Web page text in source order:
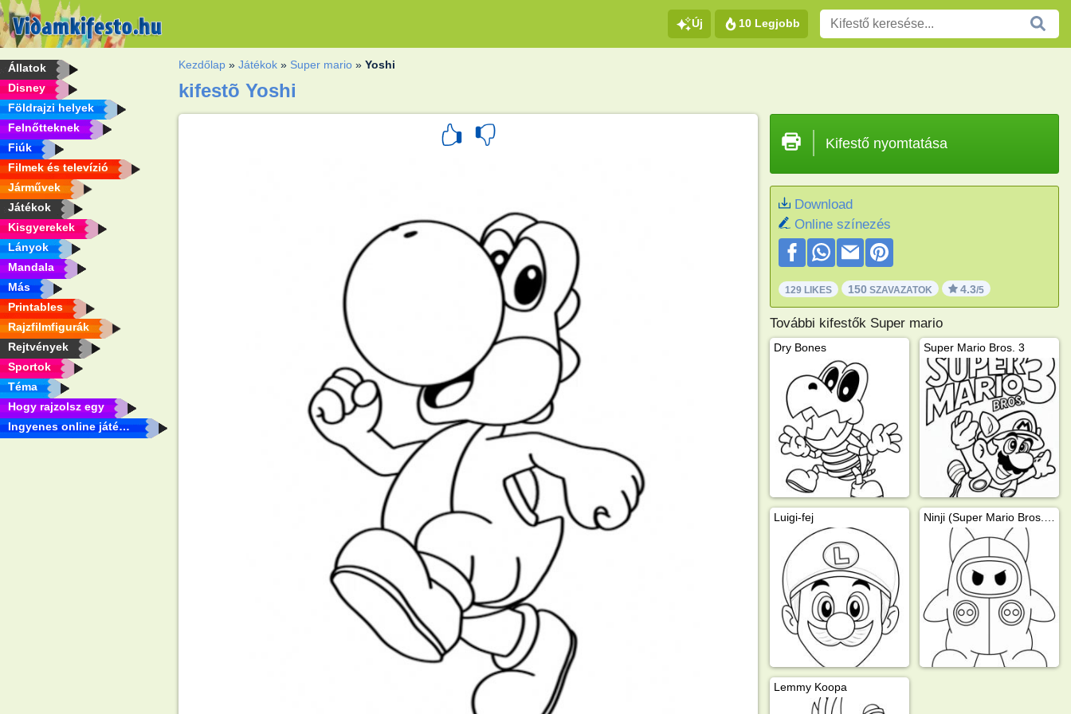
Új 10 Legjobb
Állatok
Disney
Földrajzi helyek
Felnőtteknek
Fiúk
Filmek és televízió
Járművek
Játékok
Kisgyerekek
Lányok
Mandala
Más
Printables
Rajzfilmfigurák
Rejtvények
Sportok
Téma
Hogy rajzolsz egy
Ingyenes online játékok
Kezdőlap »Játékok » Super mario »Yoshi
kifestõ Yoshi
Kifestő nyomtatása
Download
Online színezés
129 LIKES 150 SZAVAZATOK 4.3/5
További kifestők Super mario
Dry Bones Super Mario Bros. 3
Luigi-fej
Lemmy Koopa